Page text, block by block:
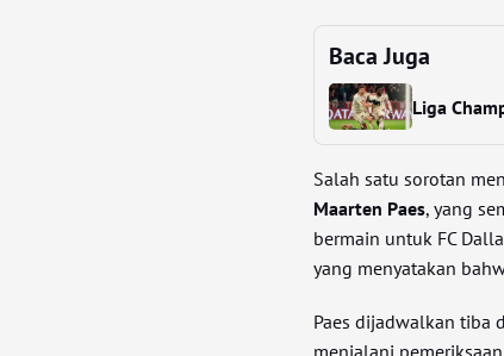
Baca Juga
Liga
Salah satu sorotan
Maarten Paes, yang
bermain untuk FC
yang menyatakan
Paes dijadwalkan tiba